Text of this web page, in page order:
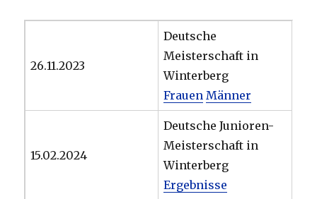
26.11.2023
Deutsche
Meisterschaft in
Winterberg
Frauen Männer
15.02.2024
Deutsche Junioren-
Meisterschaft in
Winterberg
Ergebnisse